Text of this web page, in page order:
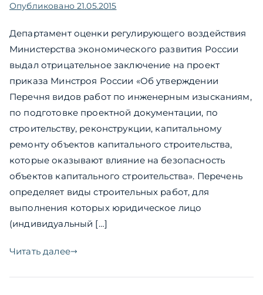
Опубликовано 21.05.2015
Департамент оценки регулирующего воздействия
Министерства экономического развития России
выдал отрицательное заключение на проект
приказа Минстроя России «Об утверждении
Перечня видов работ по инженерным изысканиям,
по подготовке проектной документации, по
строительству, реконструкции, капитальному
ремонту объектов капитального строительства,
которые оказывают влияние на безопасность
объектов капитального строительства». Перечень
определяет виды строительных работ, для
выполнения которых юридическое лицо
(индивидуальный […]
Читать далее